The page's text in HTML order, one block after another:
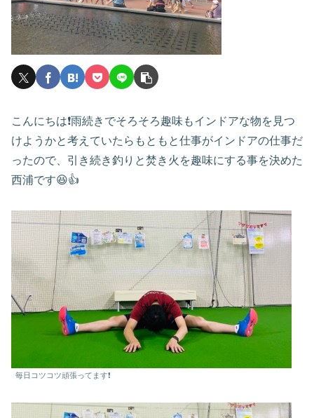
こんにちは❗️雨続きでそろそろ趣味もインドアな物を見つ
けようかと考えていたらもともと仕事がインドアの仕事だ
ったので、引き続き釣りと焚き火を趣味にする事を決めた
西浦です😆👍
毎日コツコツ頑張ってます❗️